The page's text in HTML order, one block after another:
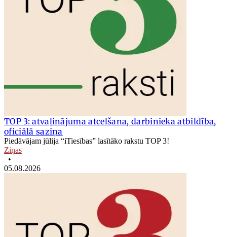
TOP 3: atvaļinājuma atcelšana, darbinieka atbildība,
oficiālā saziņa
Piedāvājam jūlija “iTiesības” lasītāko rakstu TOP 3!
Ziņas
•
05.08.2026